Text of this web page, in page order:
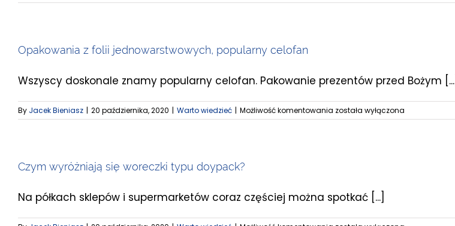
polipropylenowa
Opakowania z folii jednowarstwowych, popularny celofan
Wszyscy doskonale znamy popularny celofan. Pakowanie prezentów przed Bożym [...]
By Jacek Bieniasz | 20 października, 2020 | Warto wiedzieć | Możliwość komentowania Opakowania
z
została wyłączona
Czym wyróżniają się woreczki typu doypack?
Na półkach sklepów i supermarketów coraz częściej można spotkać [...]